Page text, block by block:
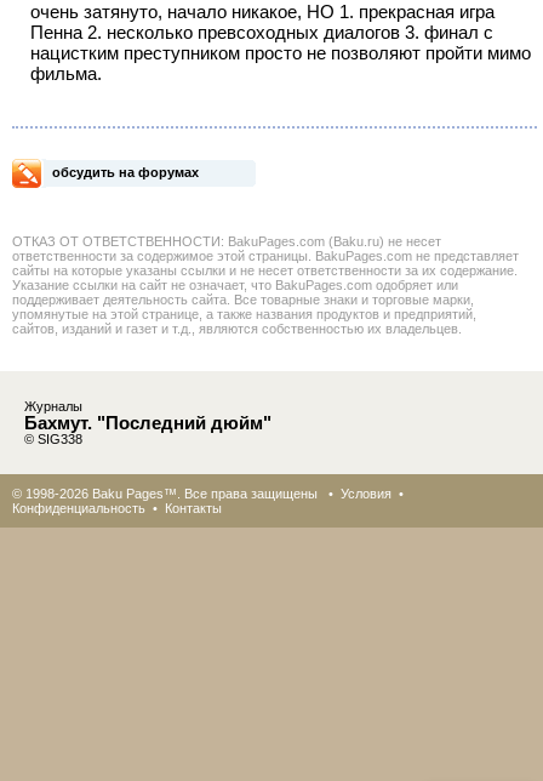
очень затянуто, начало никакое, НО 1. прекрасная игра
Пенна 2. несколько превсоходных диалогов 3. финал с
нацистким преступником просто не позволяют пройти мимо
фильма.
обсудить на форумах
ОТКАЗ ОТ ОТВЕТСТВЕННОСТИ: BakuPages.com (Baku.ru) не несет
ответственности за содержимое этой страницы. BakuPages.com не представляет
сайты на которые указаны ссылки и не несет ответственности за их содержание.
Указание ссылки на сайт не означает, что BakuPages.com одобряет или
поддерживает деятельность сайта. Все товарные знаки и торговые марки,
упомянутые на этой странице, а также названия продуктов и предприятий,
сайтов, изданий и газет и т.д., являются собственностью их владельцев.
Журналы
Бахмут. "Последний дюйм"
© SIG338
© 1998-2026 Baku Pages™. Все права защищены • Условия •
Конфиденциальность • Контакты